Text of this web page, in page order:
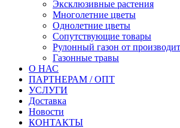
Эксклюзивные растения
Многолетние цветы
Однолетние цветы
Сопутствующие товары
Рулонный газон от
Газонные травы
О НАС
ПАРТНЕРАМ / ОПТ
УСЛУГИ
Доставка
Новости
КОНТАКТЫ